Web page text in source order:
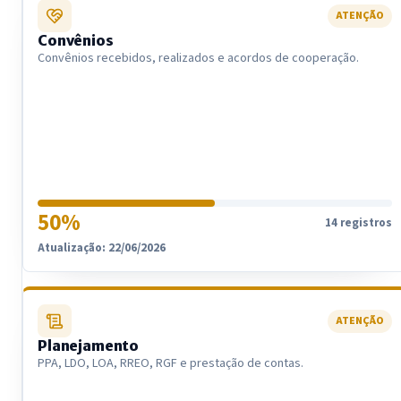
ATENÇÃO
Convênios
Convênios recebidos, realizados e acordos de cooperação.
50%
14 registros
Atualização: 22/06/2026
ATENÇÃO
Planejamento
PPA, LDO, LOA, RREO, RGF e prestação de contas.